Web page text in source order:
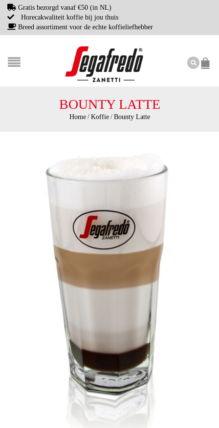
Gratis bezorgd vanaf €50 (in NL)
Horecakwaliteit koffie bij jou thuis
Breed assortiment voor de echte koffieliefhebber
BOUNTY LATTE
Home / Koffie / Bounty Latte